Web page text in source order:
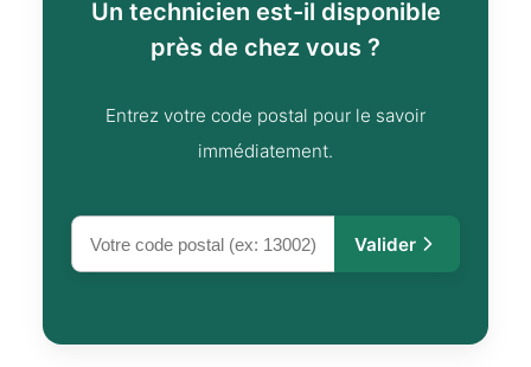
Un technicien est-il disponible
près de chez vous ?
Entrez votre code postal pour le savoir
immédiatement.
Valider